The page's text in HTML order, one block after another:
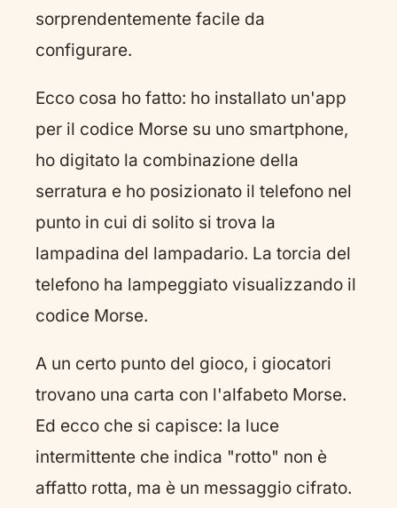
sorprendentemente facile da
configurare.
Ecco cosa ho fatto: ho installato un'app
per il codice Morse su uno smartphone,
ho digitato la combinazione della
serratura e ho posizionato il telefono nel
punto in cui di solito si trova la
lampadina del lampadario. La torcia del
telefono ha lampeggiato visualizzando il
codice Morse.
A un certo punto del gioco, i giocatori
trovano una carta con l'alfabeto Morse.
Ed ecco che si capisce: la luce
intermittente che indica "rotto" non è
affatto rotta, ma è un messaggio cifrato.